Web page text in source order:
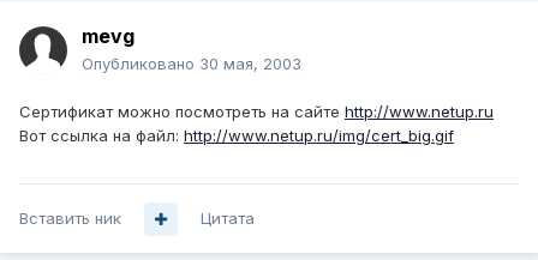
mevg
Опубликовано 30 мая, 2003
Сертификат можно посмотреть на сайте http://www.netup.ru
Вот ссылка на файл: http://www.netup.ru/img/cert_big.gif
Вставить ник Цитата